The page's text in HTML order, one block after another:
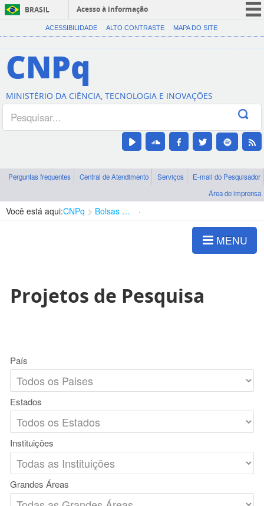
BRASIL
Acesso à informação
CORONAVÍRUS (COVID-19)
Canais
ACESSIBILIDADE ALTO CONTRASTE MAPA DO SITE
CNPq
MINISTÉRIO DA CIÊNCIA, TECNOLOGIA E INOVAÇÕES
Perguntas frequentes Central de Atendimento Serviços
E-mail do Pesquisador
Área de imprensa
Você está aqui:CNPq Bolsas e Auxílios Vigentes
MENU
Projetos de Pesquisa
País
Estados
Instituições
Grandes Áreas